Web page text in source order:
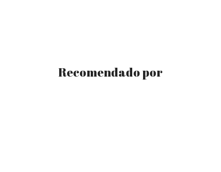
Recomendado por